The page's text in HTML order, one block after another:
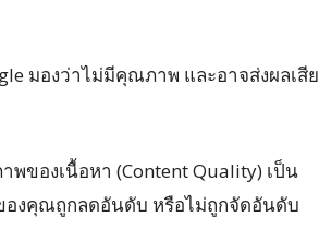
มองว่าไม่มีคุณภาพ และอาจส่งผลเสีย
ของเนื้อหา (Content Quality) เป็น
องคุณถูกลดอันดับ หรือไม่ถูกจัดอันดับ